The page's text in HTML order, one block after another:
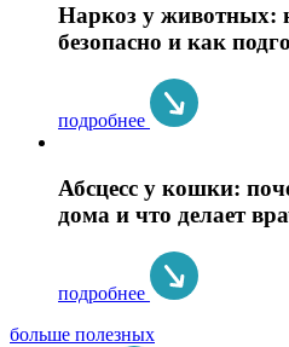
Наркоз у животных:
безопасно и как
подробнее
Абсцесс у кошки:
дома и что делает
подробнее
больше полезных